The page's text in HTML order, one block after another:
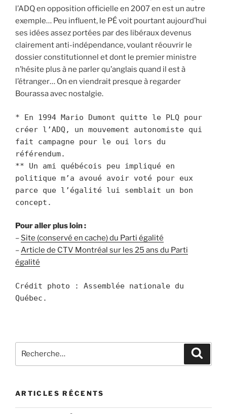
l’ADQ en opposition officielle en 2007 en est un autre
exemple… Peu influent, le PÉ voit pourtant aujourd’hui
ses idées assez portées par des libéraux devenus
clairement anti-indépendance, voulant réouvrir le
dossier constitutionnel et dont le premier ministre
n’hésite plus à ne parler qu’anglais quand il est à
l’étranger… On en viendrait presque à regarder
Bourassa avec nostalgie.
* En 1994 Mario Dumont quitte le PLQ pour
créer l’ADQ, un mouvement autonomiste qui
fait campagne pour le oui lors du
référendum.
** Un ami québécois peu impliqué en
politique m’a avoué avoir voté pour eux
parce que l’égalité lui semblait un bon
concept.
Pour aller plus loin :
– Site (conservé en cache) du Parti égalité
–Article de CTV Montréal sur les 25 ans du Parti
égalité
Crédit photo : Assemblée nationale du
Québec.
pour
ARTICLES RÉCENTS